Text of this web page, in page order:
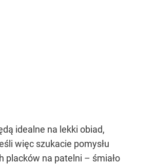
idealne na lekki obiad,
więc szukacie pomysłu
placków na patelni – śmiało